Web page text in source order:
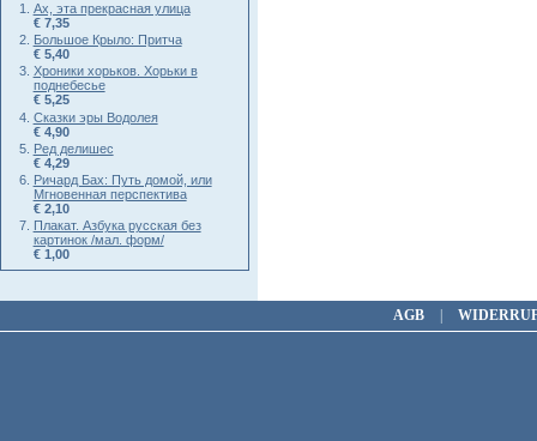
Ах, эта прекрасная улица
€ 7,35
Большое Крыло: Притча
€ 5,40
Хроники хорьков. Хорьки в
поднебесье
€ 5,25
Сказки эры Водолея
€ 4,90
Ред делишес
€ 4,29
Ричард Бах: Путь домой, или
Мгновенная перспектива
€ 2,10
Плакат. Азбука русская без
картинок /мал. форм/
€ 1,00
AGB